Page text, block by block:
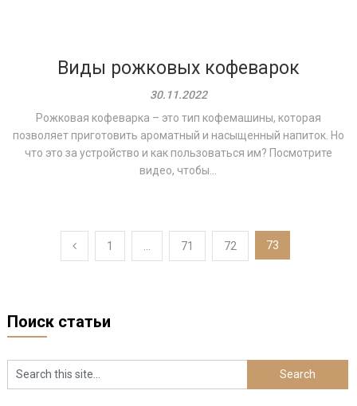
Виды рожковых кофеварок
30.11.2022
Рожковая кофеварка – это тип кофемашины, которая
позволяет приготовить ароматный и насыщенный напиток. Но
что это за устройство и как пользоваться им? Посмотрите
видео, чтобы...
Пагинация
1 71 72 73
Поиск статьи